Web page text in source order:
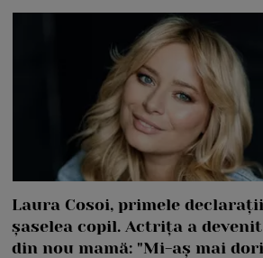
Laura Cosoi, primele
șaselea copil. Actrița a
din nou mamă: "Mi-aș mai